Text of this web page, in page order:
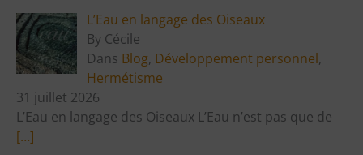
L’Eau en langage des Oiseaux
By Cécile
Dans Blog, Développement personnel,
Hermétisme
31 juillet 2026
L’Eau en langage des Oiseaux L’Eau n’est pas que de
[…]